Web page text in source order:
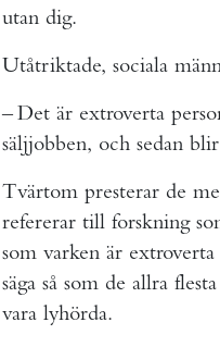
utan dig.
Utåtriktade, sociala
– Det är extroverta
säljjobben, och sedan
Tvärtom presterar de
refererar till forskning
som varken är
säga så som de allra
vara lyhörda.